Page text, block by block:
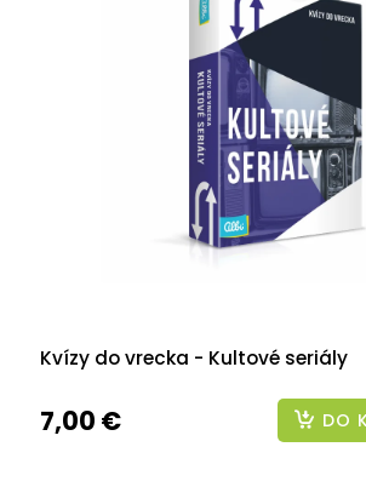
Kvízy do vrecka - Kultové seriály
7,00 € DO